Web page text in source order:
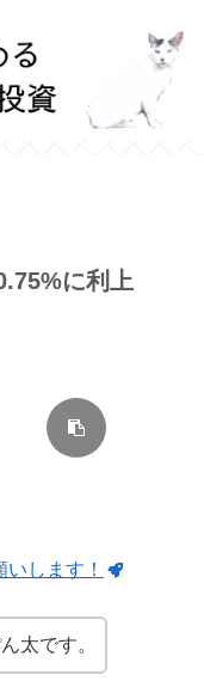
に利上
します！
太です。